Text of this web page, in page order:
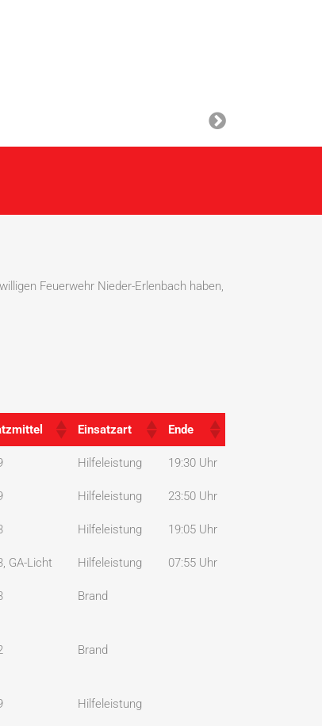
Feuerwehr Nieder-Erlenbach haben,
Einsatzart
Ende
Einsatzart Ende
Hilfeleistung 19:30 Uhr
Hilfeleistung 23:50 Uhr
Hilfeleistung 19:05 Uhr
GA-Licht Hilfeleistung 07:55 Uhr
Brand
Brand
Hilfeleistung